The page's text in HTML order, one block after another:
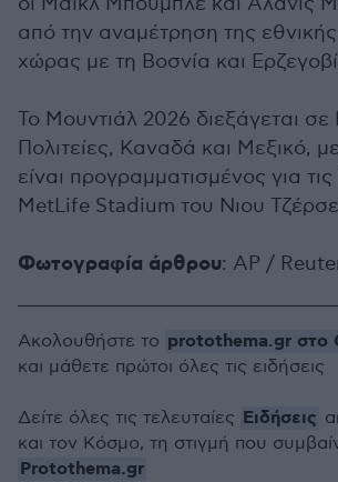
από την αναμέτρηση της
χώρας με τη Βοσνία και
Το Μουντιάλ 2026 διεξάγεται
Πολιτείες, Καναδά και Μεξικό,
είναι προγραμματισμένος για
MetLife Stadium του Νιου
Φωτογραφία άρθρου: AP /
Ακολουθήστε το protothema.gr στο
και μάθετε πρώτοι όλες τις ειδήσεις
Δείτε όλες τις τελευταίες Ειδήσεις
και τον Κόσμο, τη στιγμή που
Protothema.gr